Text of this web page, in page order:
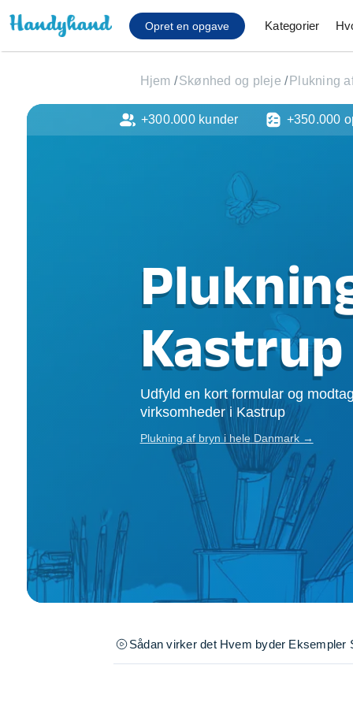
Opret en opgave Kategorier
Affaldsfjernelse
Flyttehjælp
Hjælp til mobil, pc,
Installation af
Møbelsamling og
Ophængning af
Opsætning af
Tunge løft
Underholdning
Se alle...
Hjem /Skønhed og pleje / Plukning
Kastrup
Udfyld en kort formular og
virksomheder i Kastrup
Plukning af bryn i hele Danmark →
+300.000 kunder +350.000
Sådan virker det Hvem byder Eksempler